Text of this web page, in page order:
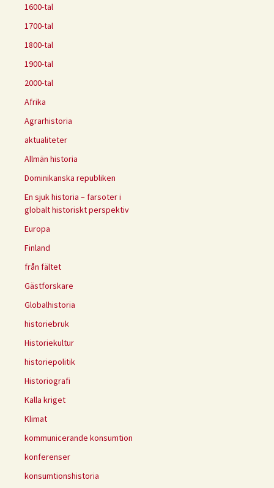
1600-tal
1700-tal
1800-tal
1900-tal
2000-tal
Afrika
Agrarhistoria
aktualiteter
Allmän historia
Dominikanska republiken
En sjuk historia – farsoter i
globalt historiskt perspektiv
Europa
Finland
från fältet
Gästforskare
Globalhistoria
historiebruk
Historiekultur
historiepolitik
Historiografi
Kalla kriget
Klimat
kommunicerande konsumtion
konferenser
konsumtionshistoria